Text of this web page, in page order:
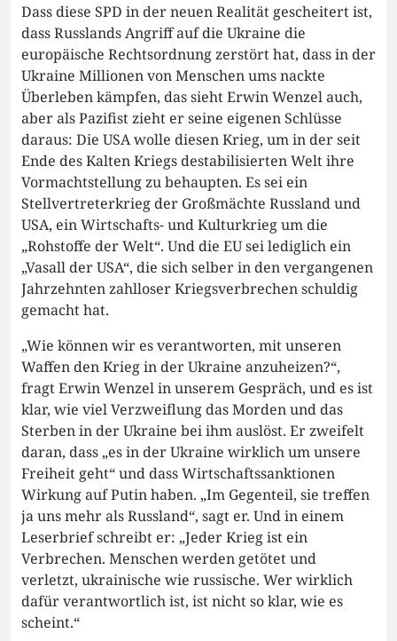
Dass diese SPD in der neuen Realität gescheitert ist,
dass Russlands Angriff auf die Ukraine die
europäische Rechtsordnung zerstört hat, dass in der
Ukraine Millionen von Menschen ums nackte
Überleben kämpfen, das sieht Erwin Wenzel auch,
aber als Pazifist zieht er seine eigenen Schlüsse
daraus: Die USA wolle diesen Krieg, um in der seit
Ende des Kalten Kriegs destabilisierten Welt ihre
Vormachtstellung zu behaupten. Es sei ein
Stellvertreterkrieg der Großmächte Russland und
USA, ein Wirtschafts- und Kulturkrieg um die
„Rohstoffe der Welt“. Und die EU sei lediglich ein
„Vasall der USA“, die sich selber in den vergangenen
Jahrzehnten zahlloser Kriegsverbrechen schuldig
gemacht hat.
„Wie können wir es verantworten, mit unseren
Waffen den Krieg in der Ukraine anzuheizen?“,
fragt Erwin Wenzel in unserem Gespräch, und es ist
klar, wie viel Verzweiflung das Morden und das
Sterben in der Ukraine bei ihm auslöst. Er zweifelt
daran, dass „es in der Ukraine wirklich um unsere
Freiheit geht“ und dass Wirtschaftssanktionen
Wirkung auf Putin haben. „Im Gegenteil, sie treffen
ja uns mehr als Russland“, sagt er. Und in einem
Leserbrief schreibt er: „Jeder Krieg ist ein
Verbrechen. Menschen werden getötet und
verletzt, ukrainische wie russische. Wer wirklich
dafür verantwortlich ist, ist nicht so klar, wie es
scheint.“